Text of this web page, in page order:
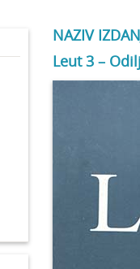
NAZIV
Leut 3 –